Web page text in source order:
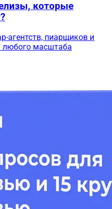
которые
агентств, пиарщиков и
любого масштаба